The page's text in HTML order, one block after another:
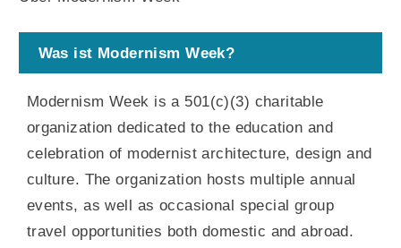
Was ist Modernism Week?
Modernism Week is a 501(c)(3) charitable
organization dedicated to the education and
celebration of modernist architecture, design and
culture. The organization hosts multiple annual
events, as well as occasional special group
travel opportunities both domestic and abroad.